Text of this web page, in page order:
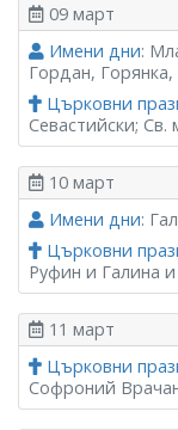
09 март
Имени дни:
Гордан, Горянка,
Църковни
Севастийски;
10 март
Имени дни:
Църковни
Руфин и Галина
11 март
Църковни
Софроний